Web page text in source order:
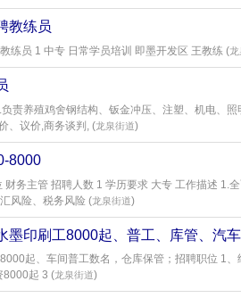
教练员
练员 1 中专 日常学员培训 即墨开发区 王教练 (
责养殖鸡舍钢结构、钣金冲压、注塑、机电、
、议价,商务谈判, (龙泉街道)
8000
财务主管 招聘人数 1 学历要求 大专 工作描述 1.
风险、税务风险 (龙泉街道)
墨印刷工8000起、普工、库管、汽
起、车间普工数名，仓库保管；招聘职位 1
8000起 3 (龙泉街道)